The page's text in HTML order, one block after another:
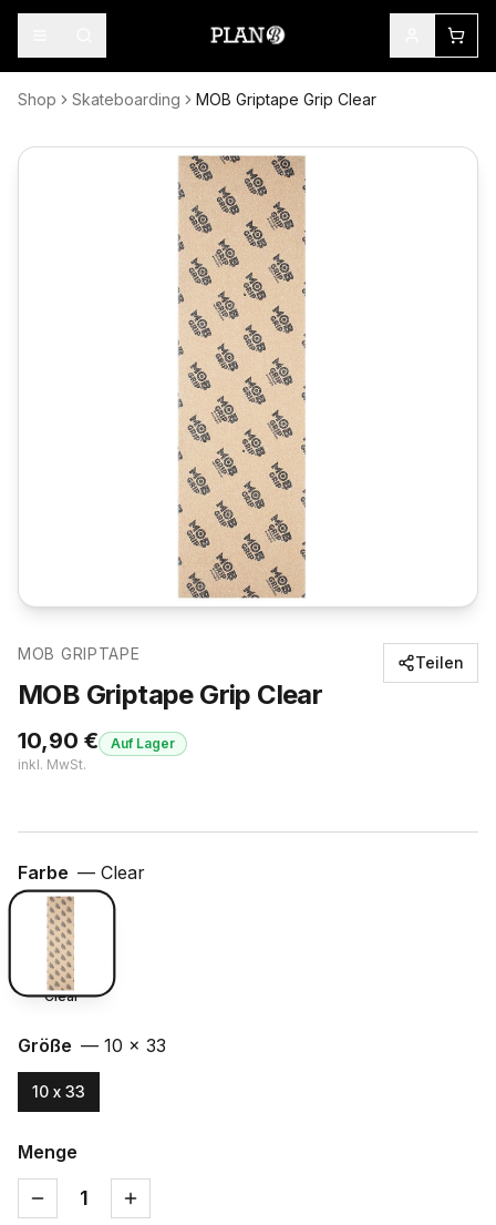
Shop Skateboarding MOB Griptape Grip Clear
MOB GRIPTAPE
MOB Griptape Grip Clear
10,90 €
inkl. MwSt.
Auf Lager
Teilen
Farbe — Clear
Clear
Größe — 10 x 33
10 x 33
Menge
1